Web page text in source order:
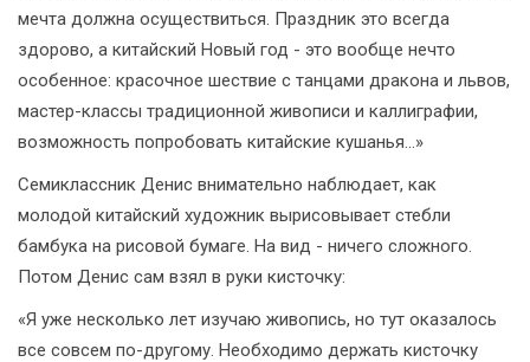
мечта должна осуществиться. Праздник это всегда
здорово, а китайский Новый год - это вообще нечто
особенное: красочное шествие с танцами дракона и львов,
мастер-классы традиционной живописи и каллиграфии,
возможность попробовать китайские кушанья...»
Семиклассник Денис внимательно наблюдает, как
молодой китайский художник вырисовывает стебли
бамбука на рисовой бумаге. На вид - ничего сложного.
Потом Денис сам взял в руки кисточку:
«Я уже несколько лет изучаю живопись, но тут оказалось
все совсем по-другому. Необходимо держать кисточку